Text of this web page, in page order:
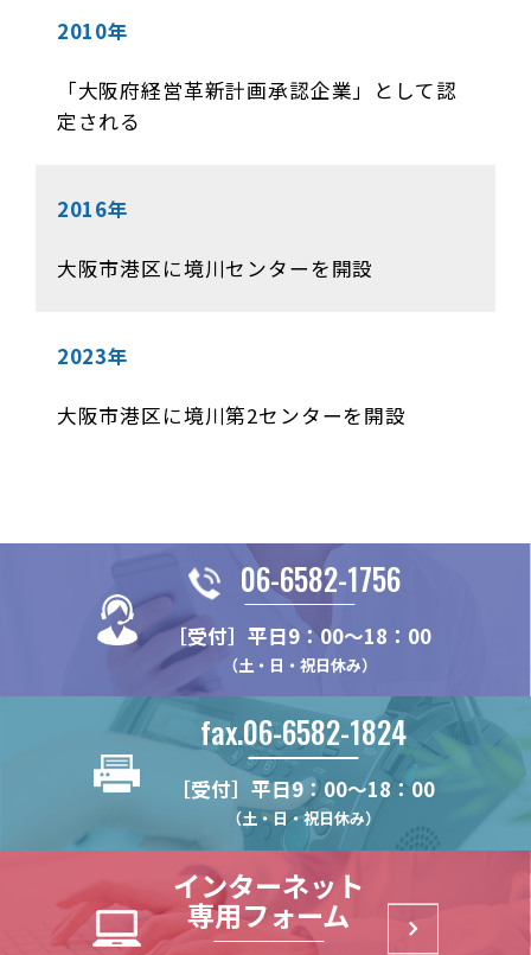
2010年
「大阪府経営革新計画承認企業」として認
定される
2016年
大阪市港区に境川センターを開設
2023年
大阪市港区に境川第2センターを開設
06-6582-1756
［受付］平日9：00～18：00
（土・日・祝日休み）
fax.06-6582-1824
［受付］平日9：00～18：00
（土・日・祝日休み）
インターネット
専用フォーム